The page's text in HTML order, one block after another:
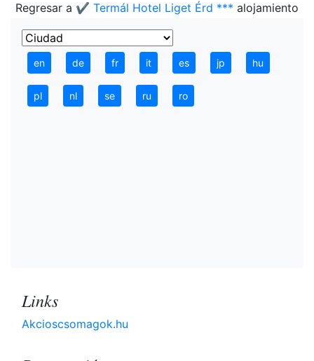
Regresar a ✔️ Termál Hotel Liget Érd *** alojamiento
en de fr it es jp hu
pl nl se ru ro
Links
Akcioscsomagok.hu